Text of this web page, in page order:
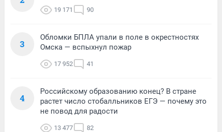
19 171 90
3
Обломки БПЛА упали в поле в окрестностях
Омска — вспыхнул пожар
17 952 41
4
Российскому образованию конец? В стране
растет число стобалльников ЕГЭ — почему это
не повод для радости
13 477 82